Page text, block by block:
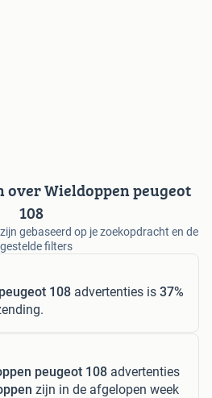
over Wieldoppen peugeot
108
gebaseerd op je zoekopdracht en de
filters
108 advertenties is 37%
peugeot 108 advertenties
zijn in de afgelopen week